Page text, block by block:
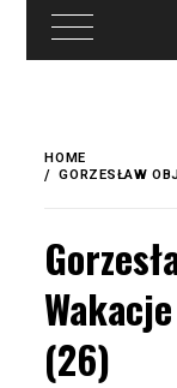
treści
content
HOME
GORZESŁAW
(26)